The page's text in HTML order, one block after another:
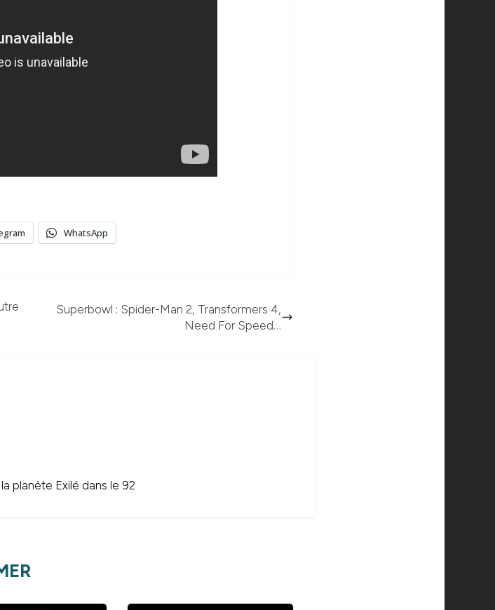
WhatsApp
Superbowl : Spider-Man 2, Transformers 4,
Need For Speed…
planète Exilé dans le 92